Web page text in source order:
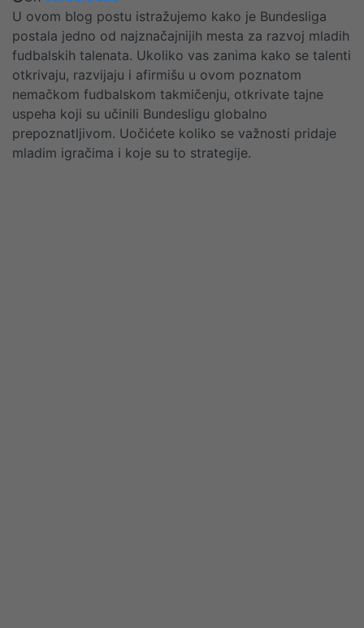
U ovom blog postu istražujemo kako je Bundesliga
postala jedno od najznačajnijih mesta za razvoj mladih
fudbalskih talenata. Ukoliko vas zanima kako se talenti
otkrivaju, razvijaju i afirmišu u ovom poznatom
nemačkom fudbalskom takmičenju, otkrivate tajne
uspeha koji su učinili Bundesligu globalno
prepoznatljivom. Uočićete koliko se važnosti pridaje
mladim igračima i koje su to strategije.